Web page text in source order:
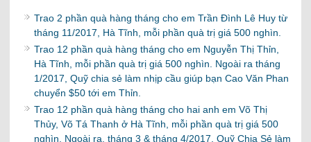
Trao 2 phần quà hàng tháng cho em Trần Đình Lê Huy từ
tháng 11/2017, Hà Tĩnh, mỗi phần quà trị giá 500 nghìn.
Trao 12 phần quà hàng tháng cho em Nguyễn Thị Thỉn,
Hà Tĩnh, mỗi phần quà trị giá 500 nghìn. Ngoài ra tháng
1/2017, Quỹ chia sẻ làm nhịp cầu giúp bạn Cao Văn Phan
chuyển $50 tới em Thỉn.
Trao 12 phần quà hàng tháng cho hai anh em Võ Thị
Thủy, Võ Tá Thanh ở Hà Tĩnh, mỗi phần quà trị giá 500
nghìn. Ngoài ra, tháng 3 & tháng 4/2017, Quỹ Chia Sẻ làm